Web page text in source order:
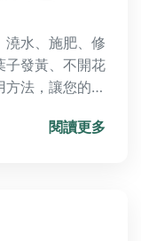
澆水、施肥、修
子發黃、不開花
法，讓您的長
閱讀更多